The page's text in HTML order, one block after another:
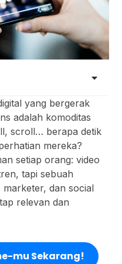
yang bergerak
adalah komoditas
scroll… berapa detik
mereka?
setiap orang: video
tapi sebuah
dan social
relevan dan
mu Sekarang!